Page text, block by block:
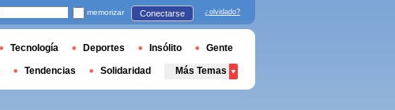
memorizar Conectarse ¿olvidado?
Tecnología Deportes Insólito Gente
Tendencias Solidaridad Más Temas